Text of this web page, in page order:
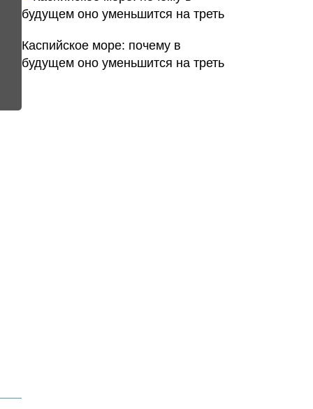
Каспийское море: почему в
будущем оно уменьшится на треть